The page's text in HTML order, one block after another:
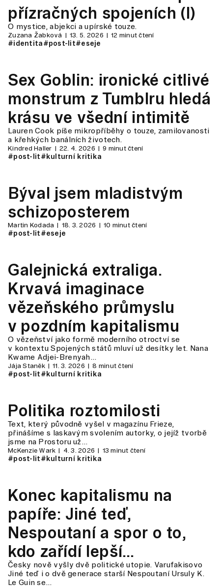
přízračných spojeních (I)
O mystice, abjekci a upírské touze.
Zuzana Žabková 13. 5. 2026 12 minut čtení
#identita#post-lit#eseje
Sex Goblin: ironické citlivé
monstrum z Tumblru hledá
krásu ve všední intimitě
Lauren Cook píše mikropříběhy o touze, zamilovanosti
a křehkých banálních životech.
Kindred Haller 22. 4. 2026 9 minut čtení
#post-lit#kulturní kritika
Býval jsem mladistvým
schizoposterem
Martin Kodada 18. 3. 2026 10 minut čtení
#post-lit#eseje
Galejnická extraliga.
Krvavá imaginace
vězeňského průmyslu
v pozdním kapitalismu
O vězeňství jako formě moderního otroctví se
v kontextu Spojených států mluví už desítky let. Nana
Kwame Adjei-Brenyah…
Jája Staněk 11. 3. 2026 8 minut čtení
#post-lit#kulturní kritika
Politika roztomilosti
Text, který původně vyšel v magazínu Frieze,
přinášíme s laskavým svolením autorky, o jejíž tvorbě
jsme na Prostoru už…
McKenzie Wark 4. 3. 2026 13 minut čtení
#post-lit#kulturní kritika
Konec kapitalismu na
papíře: Jiné teď,
Nespoutaní a spor o to,
kdo zařídí lepší
budoucnost
Česky nově vyšly dvě politické utopie. Varufakisovo
Jiné teď i o dvě generace starší Nespoutaní Ursuly K.
Le Guin se…